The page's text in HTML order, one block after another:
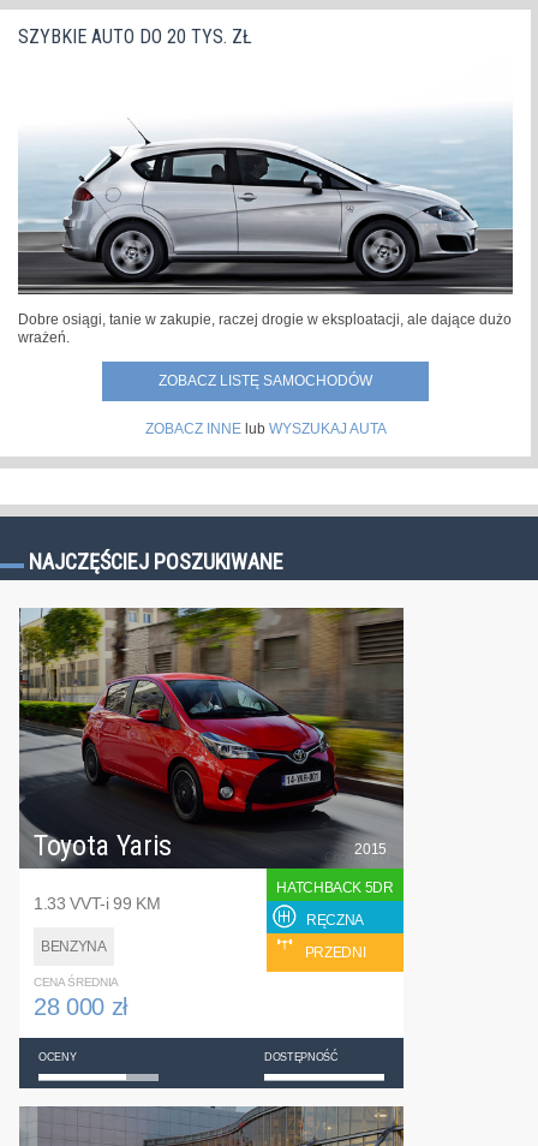
SZYBKIE AUTO DO 20 TYS. ZŁ
Dobre osiągi, tanie w zakupie, raczej drogie w eksploatacji, ale dające dużo
wrażeń.
ZOBACZ LISTĘ SAMOCHODÓW
ZOBACZ INNElub WYSZUKAJ AUTA
NAJCZĘŚCIEJ POSZUKIWANE
Toyota Yaris
1.33 VVT-i 99 KM
BENZYNA
2015
HATCHBACK 5DR
RĘCZNA
PRZEDNI
CENA ŚREDNIA
28 000 zł
OCENY DOSTĘPNOŚĆ